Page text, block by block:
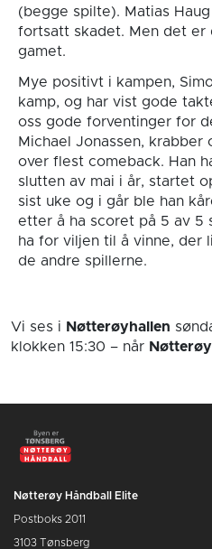
(begge spilte). Matias
fortsatt skadet. Men det er
gamet.
Mye positivt i kampen,
kamp, og har vist gode
oss gode forventinger for
Michael Jonassen, krabber
over flest comeback. Han
slutten av mai i år, startet
sist uke og i går ble han
etter å ha scoret på 5 av 5
ha for viljen til å vinne, der
de andre spillerne.
Vi ses i Nøtterøyhallen
klokken 15:30 – når Nøtterøy
Nøtterøy Håndball Elite
Postboks 2011
3103 Tønsberg